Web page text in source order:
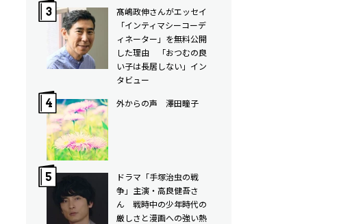
髙嶋政伸さんがエッセイ
「インティマシーコーデ
ィネーター」を無料公開
した理由 「おつむの良
い子は長居しない」イン
タビュー
外からの声 澤田瞳子
ドラマ「手塚治虫の戦
争」主演・高良健吾さ
ん 戦時中の少年時代の
厳しさと漫画への強い熱